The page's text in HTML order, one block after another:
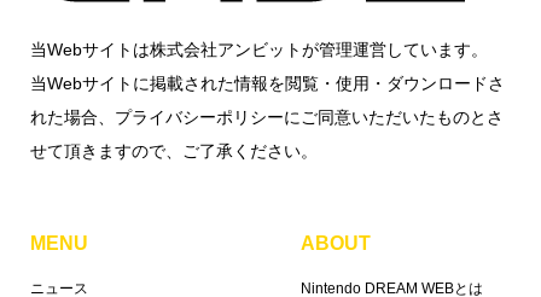
当Webサイトは株式会社アンビットが管理運営しています。
当Webサイトに掲載された情報を閲覧・使用・ダウンロードさ
れた場合、プライバシーポリシーにご同意いただいたものとさ
せて頂きますので、ご了承ください。
MENU
ニュース
ABOUT
Nintendo DREAM WEBとは